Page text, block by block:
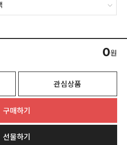
0원
관심상품
구매하기
선물하기